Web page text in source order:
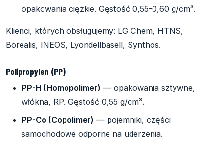
opakowania ciężkie. Gęstość 0,55-0,60 g/cm³.
Klienci, których obsługujemy: LG Chem, HTNS,
Borealis, INEOS, Lyondellbasell, Synthos.
Polipropylen (PP)
PP-H (Homopolimer) — opakowania sztywne,
włókna, RP. Gęstość 0,55 g/cm³.
PP-Co (Copolimer) — pojemniki, części
samochodowe odporne na uderzenia.